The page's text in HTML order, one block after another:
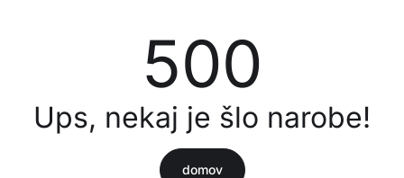
500
Ups, nekaj je šlo narobe!
domov